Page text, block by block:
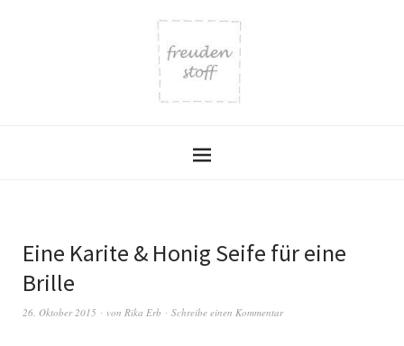
Eine Karite & Honig Seife für eine
Brille
26. Oktober 2015 von Rika Erb Schreibe einen Kommentar